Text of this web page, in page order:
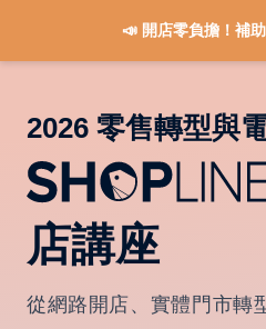
📣 開店零負擔！補
2026 零售轉型與
店講座
從網路開店、實體門市轉